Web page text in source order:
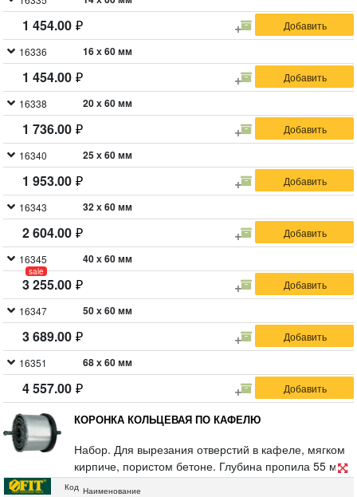
1 454.00
16336 16 х 60 мм
1 454.00
16338 20 х 60 мм
1 736.00
16340 25 х 60 мм
1 953.00
16343 32 х 60 мм
2 604.00
16345
sale
40 х 60 мм
3 255.00
16347 50 х 60 мм
3 689.00
16351 68 х 60 мм
4 557.00
КОРОНКА КОЛЬЦЕВАЯ ПО КАФЕЛЮ
Набор. Для вырезания отверстий в кафеле, мягком
кирпиче, пористом бетоне. Глубина пропила 55 мм.
Материал: инструментальная сталь, режущая
Код Наименование